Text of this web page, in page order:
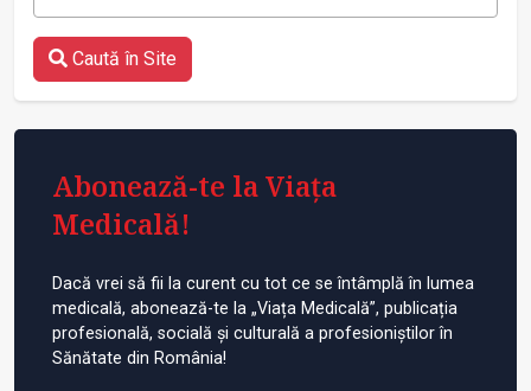
Caută în Site
Abonează-te la Viața
Medicală!
Dacă vrei să fii la curent cu tot ce se întâmplă în lumea
medicală, abonează-te la „Viața Medicală”, publicația
profesională, socială și culturală a profesioniștilor în
Sănătate din România!